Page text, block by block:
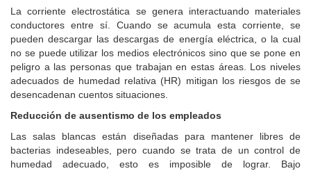
La corriente electrostática se genera interactuando materiales
conductores entre sí. Cuando se acumula esta corriente, se
pueden descargar las descargas de energía eléctrica, o la cual
no se puede utilizar los medios electrónicos sino que se pone en
peligro a las personas que trabajan en estas áreas. Los niveles
adecuados de humedad relativa (HR) mitigan los riesgos de se
desencadenan cuentos situaciones.
Reducción de ausentismo de los empleados
Las salas blancas están diseñadas para mantener libres de
bacterias indeseables, pero cuando se trata de un control de
humedad adecuado, esto es imposible de lograr. Bajo